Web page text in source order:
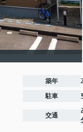
築年
駐車
交通